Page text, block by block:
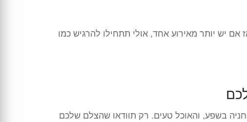
יש יותר מאירוע אחד, אולי תתחילו להרגיש כמו
בשפע, והאוכל טעים. רק תוודאו שהצלם שלכם